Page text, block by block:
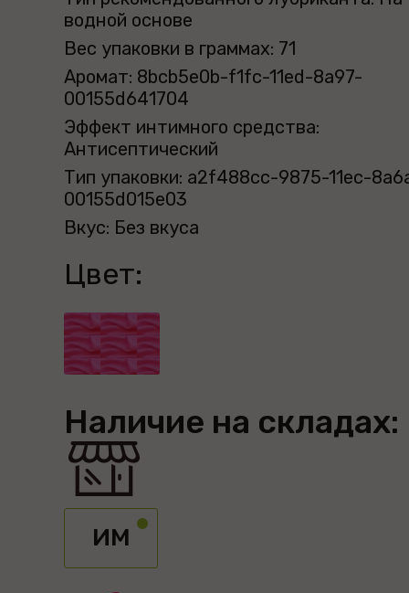
водной основе
Вес упаковки в граммах: 71
Аромат: 8bcb5e0b-f1fc-11ed-8a97-
00155d641704
Эффект интимного средства:
Антисептический
Тип упаковки: a2f488cc-9875-11ec-
00155d015e03
Вкус: Без вкуса
Цвет:
Наличие на складах:
ИМ